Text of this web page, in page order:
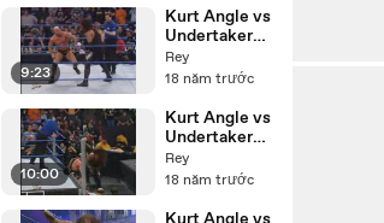
9:23
Kurt Angle vs
Undertaker
19.2.06 P4
Rey
18 năm trước
10:00
Kurt Angle vs
Undertaker
19.2.06 P3
Rey
18 năm trước